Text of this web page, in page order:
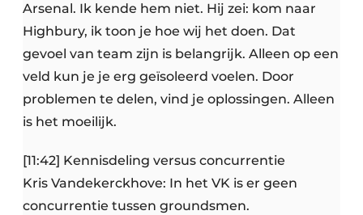
Arsenal. Ik kende hem niet. Hij zei: kom naar
Highbury, ik toon je hoe wij het doen. Dat
gevoel van team zijn is belangrijk. Alleen op een
veld kun je je erg geïsoleerd voelen. Door
problemen te delen, vind je oplossingen. Alleen
is het moeilijk.
[11:42] Kennisdeling versus concurrentie
Kris Vandekerckhove: In het VK is er geen
concurrentie tussen groundsmen.